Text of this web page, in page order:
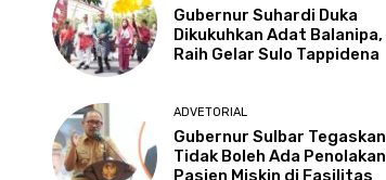
Gubernur Suhardi Duka
Dikukuhkan Adat Balanipa,
Raih Gelar Sulo Tappidena
ADVETORIAL
Gubernur Sulbar Tegaskan
Tidak Boleh Ada Penolakan
Pasien Miskin di Fasilitas